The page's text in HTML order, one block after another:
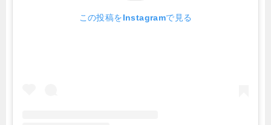
この投稿をInstagramで見る